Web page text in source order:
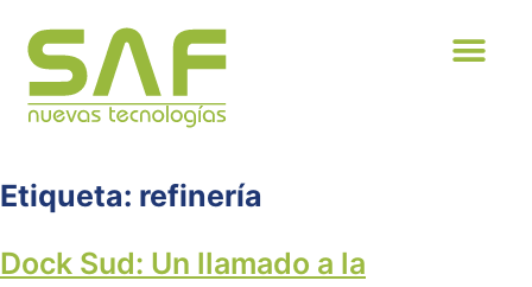
Etiqueta: refinería
Dock Sud: Un llamado a la